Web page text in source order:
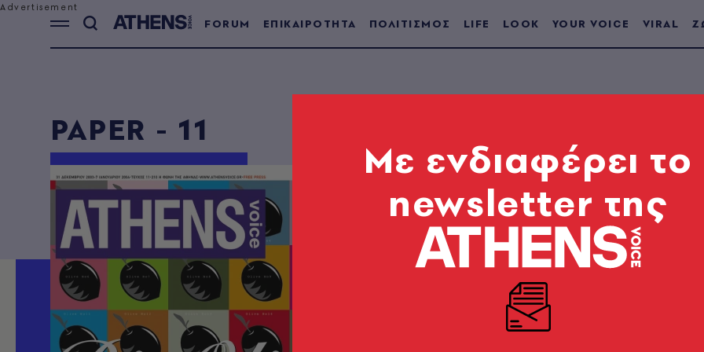
FORUM ΕΠΙΚΑΙΡΟΤΗΤΑ ΠΟΛΙΤΙΣΜΟΣ LIFE LOOK YOUR VOICE VIRAL
PAPER - 11
ΤΟ ΤΕΥΧΟΣ
#11
30.12.2003 | Πάνος Πιτσιλίδης
Αυτή την εβδομάδα το σχεδιάζει ο
Γεννήθηκε το 1959 στο Λονδίνο. Σπούδασε στο
Mε ενδιαφέρει το
newsletter της